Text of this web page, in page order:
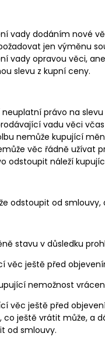
vady dodáním nové
jen výměnu
vady opravou věci,
slevu z kupní ceny.
neuplatní právo na
vadu věci
nemůže kupující
věc řádně užívat
odstoupit náleží
odstoupit od
stavu v důsledku
věc ještě před
nemožnost
věc ještě před
ještě vrátit může, a
od smlouvy.